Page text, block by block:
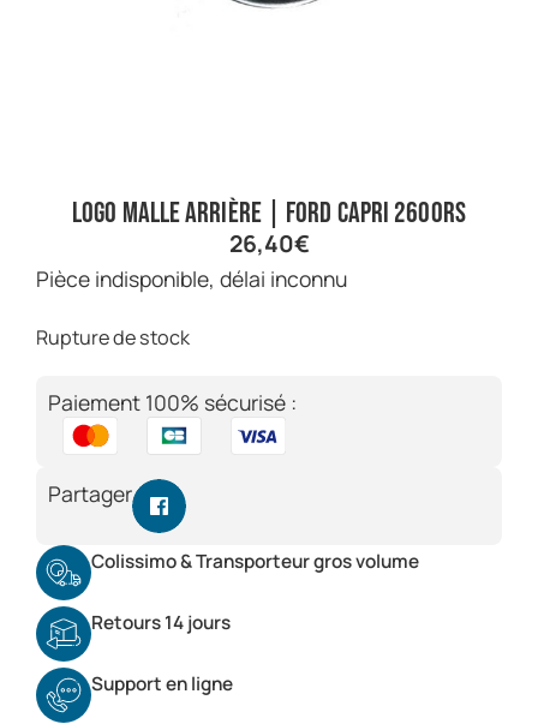
Logo malle arrière | Ford Capri 2600RS
26,40€
Pièce indisponible, délai inconnu
Rupture de stock
Paiement 100% sécurisé :
Partager
Colissimo & Transporteur gros volume
Retours 14 jours
Support en ligne